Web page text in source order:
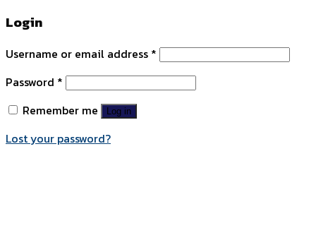
Login
Username or email address *
Password *
Remember me
Log in
Lost your password?